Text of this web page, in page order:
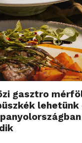
így az LTE is a
feltöltéssel.
gasztro
lehetünk